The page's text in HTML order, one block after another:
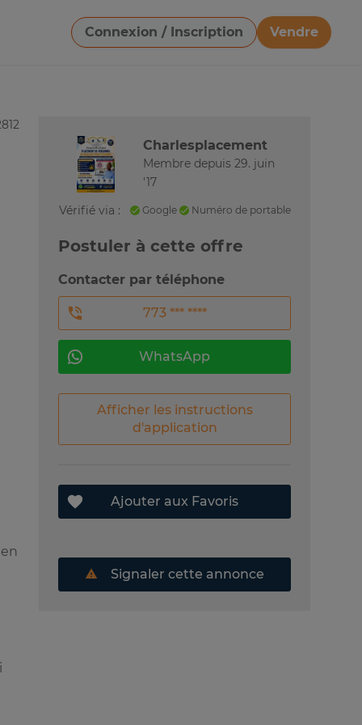
Connexion / Inscription
Vendre
Télécharger une image
Charlesplacement
Membre depuis 29. juin
'17
Vérifié via :
Google Numéro de portable
Postuler à cette offre
Contacter par téléphone
773 *** ****
WhatsApp
Afficher les instructions
d'application
Ajouter aux Favoris
Signaler cette annonce